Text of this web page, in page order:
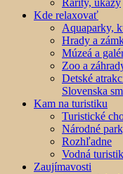
Rarity, úkazy
Kde relaxovať
Aquaparky,
Hrady a
Múzeá a
Zoo a
Detské
Slovenska
Kam na turistiku
Turistické
Národné
Rozhľadne
Vodná
Zaujímavosti